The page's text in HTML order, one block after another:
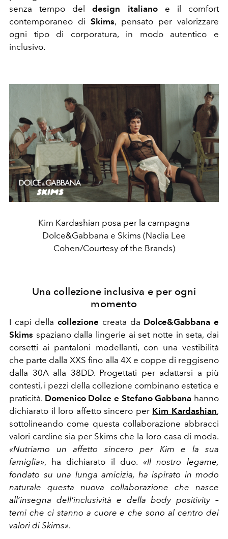
senza tempo deldesign italianoe il comfort
contemporaneo di Skims, pensato per valorizzare
ogni tipo di corporatura, in modo autentico e
inclusivo.
Kim Kardashian posa per la campagna
Dolce&Gabbana e Skims (Nadia Lee
Cohen/Courtesy of the Brands)
Una collezione inclusiva e per ogni
momento
I capi dellacollezione creata da Dolce&Gabbana e
Skims spaziano dalla lingerie ai set notte in seta, dai
corsetti ai pantaloni modellanti, con una vestibilità
che parte dalla XXS fino alla 4X e coppe di reggiseno
dalla 30A alla 38DD. Progettati per adattarsi a più
contesti, i pezzi della collezione combinano estetica e
praticità. Domenico Dolce e Stefano Gabbana hanno
dichiarato il loro affetto sincero per Kim Kardashian,
sottolineando come questa collaborazione abbracci
valori cardine sia per Skims che la loro casa di moda.
«Nutriamo un affetto sincero per Kim e la sua
famiglia», ha dichiarato il duo. «Il nostro legame,
fondato su una lunga amicizia, ha ispirato in modo
naturale questa nuova collaborazione che nasce
all’insegna dell'inclusività e della body positivity –
temi che ci stanno a cuore e che sono al centro dei
valori di Skims».